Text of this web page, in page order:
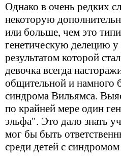
Однако в очень редких
некоторую
или больше, чем это
генетическую делецию
результатом которой
девочка всегда
общительной и намного
синдрома Вильямса.
по крайней мере один
эльфа". Это дало знать
мог бы быть
среди детей с